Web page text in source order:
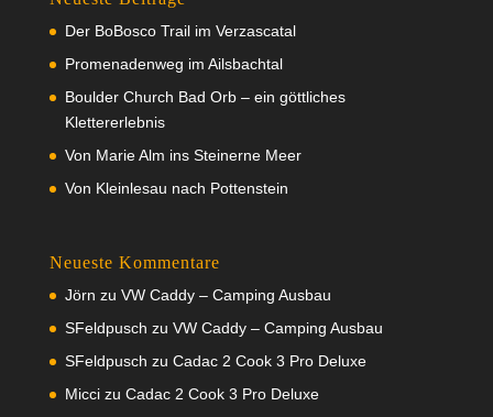
Der BoBosco Trail im Verzascatal
Promenadenweg im Ailsbachtal
Boulder Church Bad Orb – ein göttliches
Klettererlebnis
Von Marie Alm ins Steinerne Meer
Von Kleinlesau nach Pottenstein
Neueste Kommentare
Jörn zu VW Caddy – Camping Ausbau
SFeldpusch zu VW Caddy – Camping Ausbau
SFeldpusch zu Cadac 2 Cook 3 Pro Deluxe
Miccizu Cadac 2 Cook 3 Pro Deluxe